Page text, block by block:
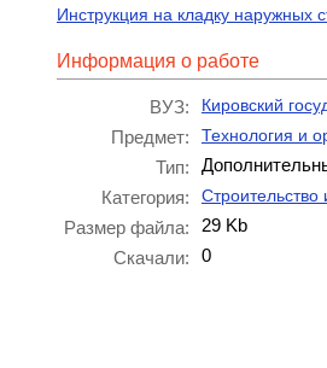
Инструкция на кладку наружных
Информация о работе
ВУЗ: Кировский
Предмет: Технология и
Тип:
Категория:
Строительство
Размер файла:
29 Kb
Скачали:
0